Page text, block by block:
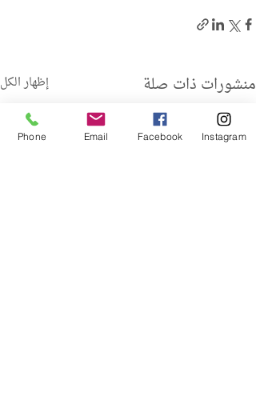
منشورات ذات صلة إظهار الكل
Phone Email Facebook Instagram